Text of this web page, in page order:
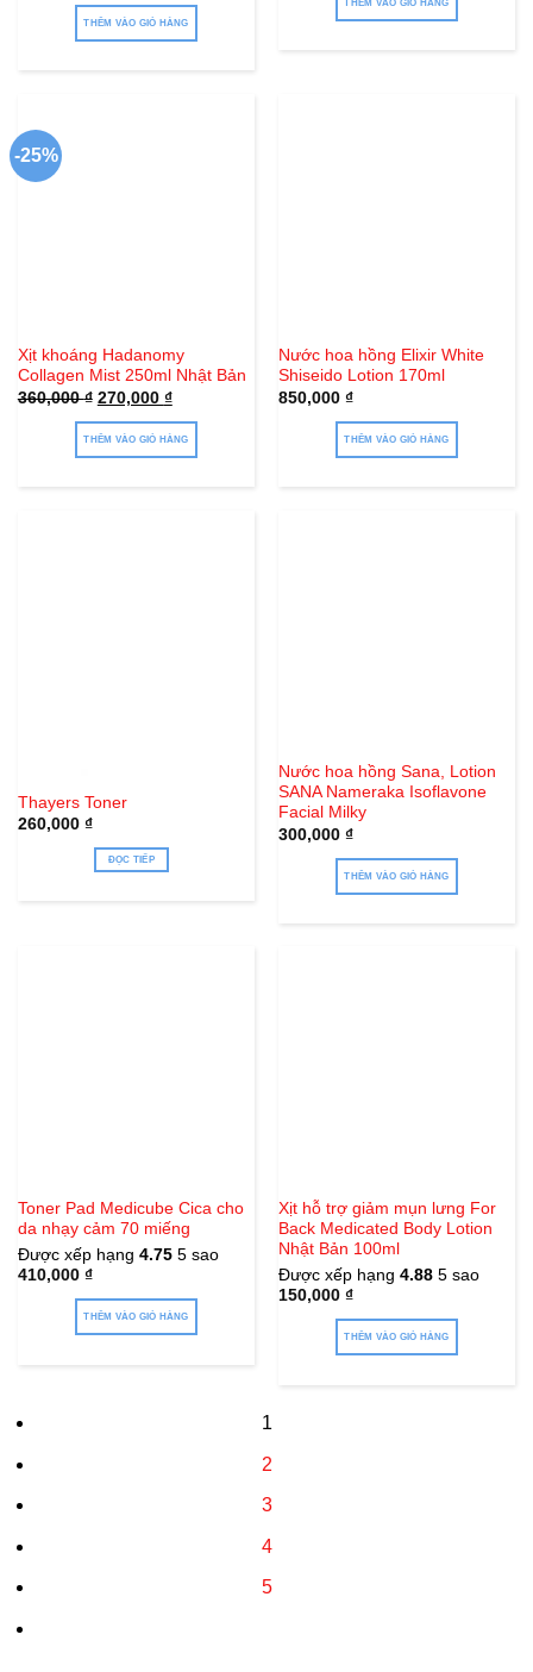
là:
275,000 ₫.
tại
là:
170,000 ₫.
THÊM VÀO GIỎ HÀNG
THÊM VÀO GIỎ HÀNG
-25%
Xịt khoáng Hadanomy
Collagen Mist 250ml Nhật Bản
360,000₫ Giá
là:
360,000 ₫.
270,000 ₫Giá
tại
là:
270,000 ₫.
THÊM VÀO GIỎ HÀNG
Nước hoa hồng Elixir White
Shiseido Lotion 170ml
850,000 ₫
THÊM VÀO GIỎ HÀNG
Thayers Toner
260,000 ₫
ĐỌC TIẾP
Nước hoa hồng Sana, Lotion
SANA Nameraka Isoflavone
Facial Milky
300,000 ₫
THÊM VÀO GIỎ HÀNG
Toner Pad Medicube Cica cho
da nhạy cảm 70 miếng
Được xếp hạng 4.755 sao
410,000 ₫
THÊM VÀO GIỎ HÀNG
Xịt hỗ trợ giảm mụn lưng For
Back Medicated Body Lotion
Nhật Bản 100ml
Được xếp hạng 4.885 sao
150,000 ₫
THÊM VÀO GIỎ HÀNG
1
2
3
4
5